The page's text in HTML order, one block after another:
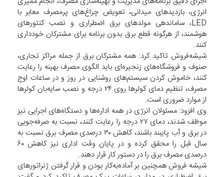
انرژی، بازدید‌های میدانی، تعویض چراغ‌های پرمصرف معابر با
LED، ساماندهی مولد‌های برق اضطراری و نصب کنتور‌های
هوشمند، از هرگونه قطع برق بدون برنامه برای مشترکان خودداری
کنند.
شیشه‌فروش تاکید کرد: همه مشترکان برق از جمله مراکز تجاری،
صنوف و فروشگاه‌های زنجیره‌ای باید الگوی مصرف بهینه را رعایت
کنند، خاموش کردن سیستم‌های روشنایی در روز و در ساعات اوج
مصرف، تنظیم دمای کولر‌ها روی ۲۴ درجه و نصب سایه‌بان کولر‌ها
از موارد ضروری است.
وی افزود: مسئولان انرژی در همه اداره‌ها و دستگاه‌های اجرایی نیز
موظف شدند، دمای ۲۷ درجه را رعایت کنند، نسبت به صرفه‌جویی
در برق و آب پایبند باشند، کاهش ۳۰ درصدی مصرف برق نسبت به
سال قبل را محقق کرده و در پایان وقت اداری نیز کاهش ۶۰
درصدی مصرف برق را در دستور کار قرار دهند.
شیشه فروش همچنین بر آماده‌به‌کار بودن و قرار گرفتن ژنراتور‌های